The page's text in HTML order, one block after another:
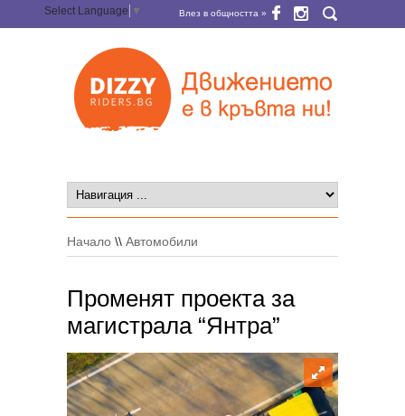
Select Language ▼ Влез в общността »
Начало \\ Автомобили
Променят проекта за
магистрала “Янтра”